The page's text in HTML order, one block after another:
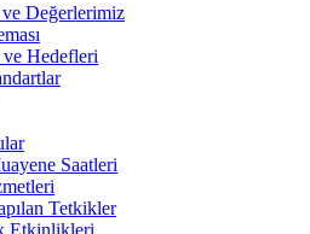
Değerlerimiz
Hedefleri
Saatleri
Tetkikler
Etkinlikleri